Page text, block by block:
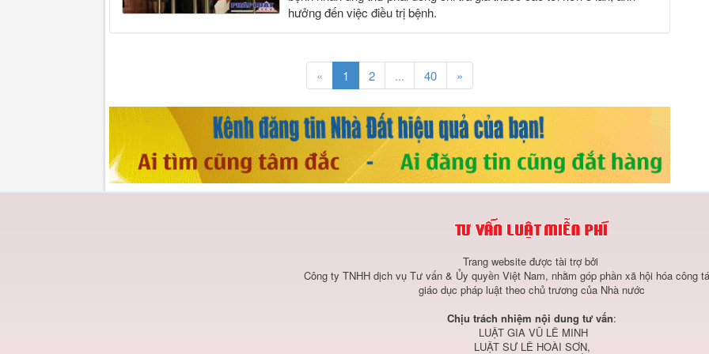
hưởng đến việc điều trị bệnh.
« 1 2 ... 40 »
Trang website được tài trợ bởi
Công ty TNHH dịch vụ Tư vấn & Ủy quyền Việt Nam, nhằm góp phần xã hội hóa công
giáo dục pháp luật theo chủ trương của Nhà nước
Chịu trách nhiệm nội dung tư vấn:
LUẬT GIA VŨ LÊ MINH
LUẬT SƯ LÊ HOÀI SƠN,